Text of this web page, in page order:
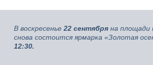
В воскресенье 22 сентября на площади
снова состоится ярмарка «Золотая
12:30.